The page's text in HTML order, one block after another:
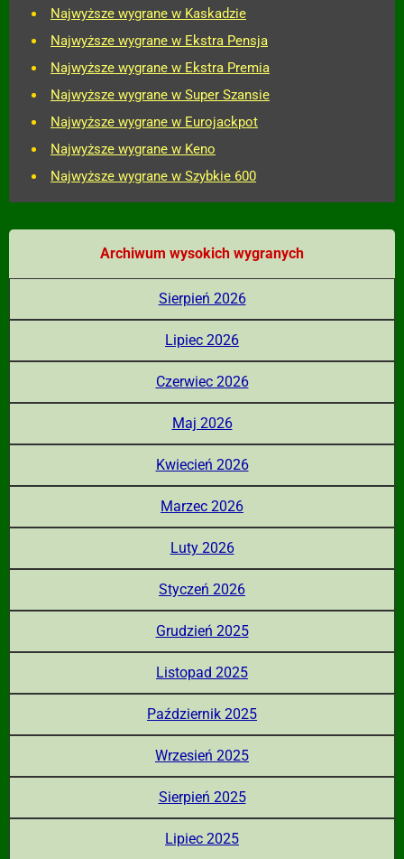
Najwyższe wygrane w Kaskadzie
Najwyższe wygrane w Ekstra Pensja
Najwyższe wygrane w Ekstra Premia
Najwyższe wygrane w Super Szansie
Najwyższe wygrane w Eurojackpot
Najwyższe wygrane w Keno
Najwyższe wygrane w Szybkie 600
Archiwum wysokich wygranych
Sierpień 2026
Lipiec 2026
Czerwiec 2026
Maj 2026
Kwiecień 2026
Marzec 2026
Luty 2026
Styczeń 2026
Grudzień 2025
Listopad 2025
Październik 2025
Wrzesień 2025
Sierpień 2025
Lipiec 2025